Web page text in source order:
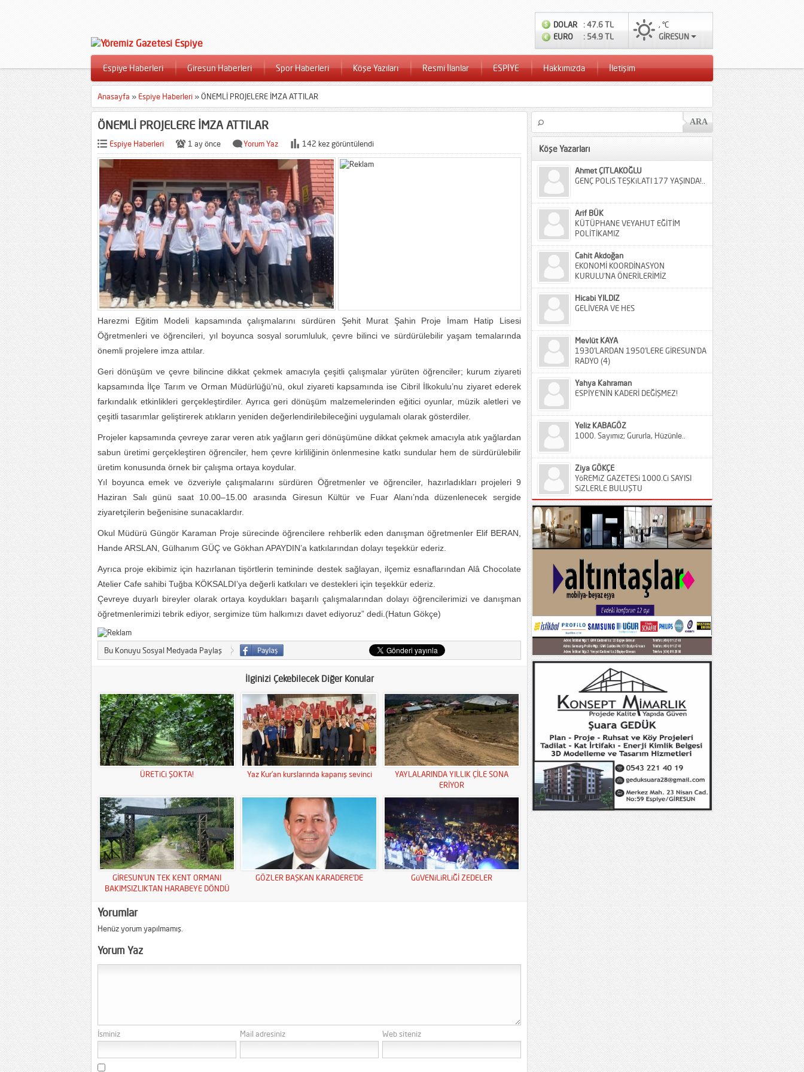
DOLAR
: 47.6 TL
EURO
: 54.9 TL
, °C
GİRESUN
Espiye Haberleri Giresun Haberleri Spor Haberleri Köşe Yazıları Resmi İlanlar ESPİYE Hakkımızda İletişim
Anasayfa » Espiye Haberleri »ÖNEMLİ PROJELERE İMZA ATTILAR
ÖNEMLİ PROJELERE İMZA ATTILAR
Espiye Haberleri 1 ay önce Yorum Yaz 142 kez görüntülendi
Harezmi Eğitim Modeli kapsamında çalışmalarını sürdüren Şehit Murat Şahin Proje İmam Hatip Lisesi
Öğretmenleri ve öğrencileri, yıl boyunca sosyal sorumluluk, çevre bilinci ve sürdürülebilir yaşam temalarında
önemli projelere imza attılar.
Geri dönüşüm ve çevre bilincine dikkat çekmek amacıyla çeşitli çalışmalar yürüten öğrenciler; kurum ziyareti
kapsamında İlçe Tarım ve Orman Müdürlüğü’nü, okul ziyareti kapsamında ise Cibril İlkokulu’nu ziyaret ederek
farkındalık etkinlikleri gerçekleştirdiler. Ayrıca geri dönüşüm malzemelerinden eğitici oyunlar, müzik aletleri ve
çeşitli tasarımlar geliştirerek atıkların yeniden değerlendirilebileceğini uygulamalı olarak gösterdiler.
Projeler kapsamında çevreye zarar veren atık yağların geri dönüşümüne dikkat çekmek amacıyla atık yağlardan
sabun üretimi gerçekleştiren öğrenciler, hem çevre kirliliğinin önlenmesine katkı sundular hem de sürdürülebilir
üretim konusunda örnek bir çalışma ortaya koydular.
Yıl boyunca emek ve özveriyle çalışmalarını sürdüren Öğretmenler ve öğrenciler, hazırladıkları projeleri 9
Haziran Salı günü saat 10.00–15.00 arasında Giresun Kültür ve Fuar Alanı’nda düzenlenecek sergide
ziyaretçilerin beğenisine sunacaklardır.
Okul Müdürü Güngör Karaman Proje sürecinde öğrencilere rehberlik eden danışman öğretmenler Elif BERAN,
Hande ARSLAN, Gülhanım GÜÇ ve Gökhan APAYDIN’a katkılarından dolayı teşekkür ederiz.
Ayrıca proje ekibimiz için hazırlanan tişörtlerin temininde destek sağlayan, ilçemiz esnaflarından Alâ Chocolate
Atelier Cafe sahibi Tuğba KÖKSALDI’ya değerli katkıları ve destekleri için teşekkür ederiz.
Çevreye duyarlı bireyler olarak ortaya koydukları başarılı çalışmalarından dolayı öğrencilerimizi ve danışman
öğretmenlerimizi tebrik ediyor, sergimize tüm halkımızı davet ediyoruz” dedi.(Hatun Gökçe)
Bu Konuyu Sosyal Medyada Paylaş
İlginizi Çekebilecek Diğer Konular
ÜRETiCi ŞOKTA! Yaz Kur’an kurslarında kapanış sevinci
YAYLALARINDA YILLIK ÇİLE SONA
ERİYOR
GİRESUN’UN TEK KENT ORMANI
BAKIMSIZLIKTAN HARABEYE DÖNDÜ
GÖZLER BAŞKAN KARADERE’DE GüVENiLiRLiĞİ ZEDELER
Yorumlar
Henüz yorum yapılmamış.
Yorum Yaz
İsminiz Mail adresiniz Web siteniz
Köşe Yazarları
Ahmet ÇITLAKOĞLU
GENÇ POLiS TEŞKiLATI 177 YAŞINDA!..
Arif BÜK
KÜTÜPHANE VEYAHUT EĞİTİM
POLİTİKAMIZ
Cahit Akdoğan
EKONOMİ KOORDİNASYON
KURULU’NA ÖNERİLERİMİZ
Hicabi YILDIZ
GELİVERA VE HES
Mevlüt KAYA
1930’LARDAN 1950’LERE GİRESUN’DA
RADYO (4)
Yahya Kahraman
ESPİYE’NİN KADERİ DEĞİŞMEZ!
Yeliz KABAGÖZ
1000. Sayımız; Gururla, Hüzünle..
Ziya GÖKÇE
YöREMiZ GAZETESi 1000.Ci SAYISI
SiZLERLE BULUŞTU